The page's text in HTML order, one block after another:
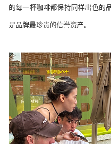
的每一杯咖啡都保持同样出色的
是品牌最珍贵的信誉资产。